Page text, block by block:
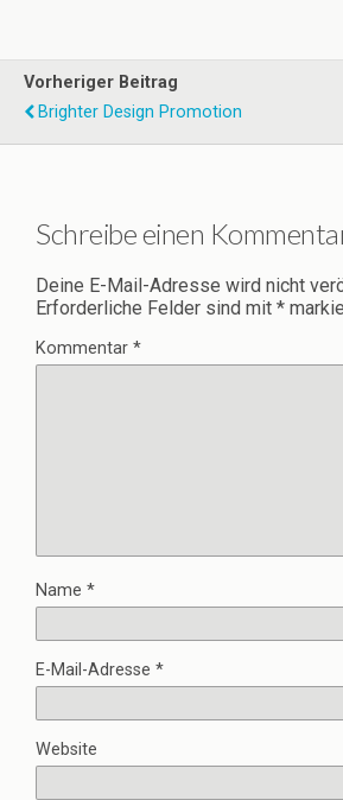
Vorheriger Beitrag
Brighter Design Promotion
Schreibe einen
Deine E-Mail-Adresse wird nicht
Erforderliche Felder sind mit *
Kommentar *
Name *
E-Mail-Adresse *
Website